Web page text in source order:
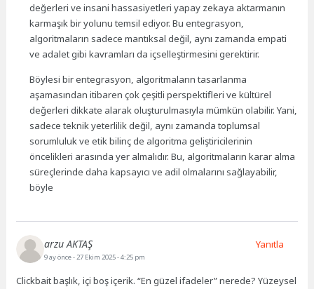
değerleri ve insani hassasiyetleri yapay zekaya aktarmanın
karmaşık bir yolunu temsil ediyor. Bu entegrasyon,
algoritmaların sadece mantıksal değil, aynı zamanda empati
ve adalet gibi kavramları da içselleştirmesini gerektirir.
Böylesi bir entegrasyon, algoritmaların tasarlanma
aşamasından itibaren çok çeşitli perspektifleri ve kültürel
değerleri dikkate alarak oluşturulmasıyla mümkün olabilir. Yani,
sadece teknik yeterlilik değil, aynı zamanda toplumsal
sorumluluk ve etik bilinç de algoritma geliştiricilerinin
öncelikleri arasında yer almalıdır. Bu, algoritmaların karar alma
süreçlerinde daha kapsayıcı ve adil olmalarını sağlayabilir,
böyle
arzu AKTAŞ
9 ay önce- 27 Ekim 2025 - 4:25 pm
Clickbait başlık, içi boş içerik. “En güzel ifadeler” nerede? Yüzeysel
Yanıtla